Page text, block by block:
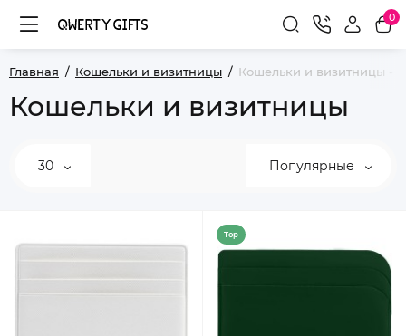
0
Главная Кошельки и визитницы Кошельки и визитницы - 2
Кошельки и визитницы
30 Популярные
Top